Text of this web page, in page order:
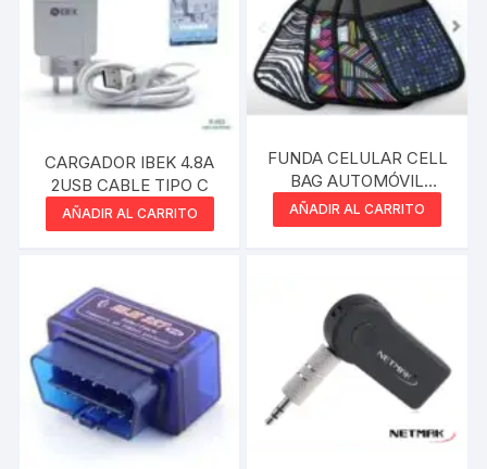
CARGADOR IBEK 4.8A
2USB CABLE TIPO C
AÑADIR AL CARRITO
FUNDA CELULAR CELL
BAG AUTOMÓVIL
MULTI USO SIGNO
AÑADIR AL CARRITO